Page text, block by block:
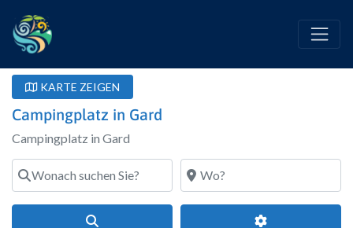
KARTE ZEIGEN
Campingplatz in Gard
Campingplatz in Gard
Wonach suchen Sie?
Wo?
Erweiterte